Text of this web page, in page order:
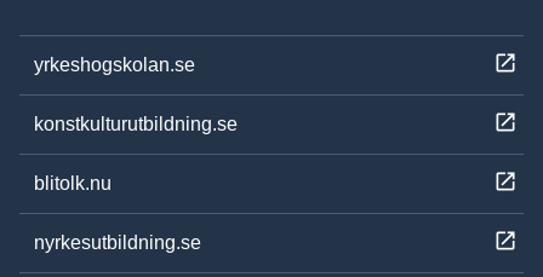
yrkeshogskolan.se
konstkulturutbildning.se
blitolk.nu
nyrkesutbildning.se